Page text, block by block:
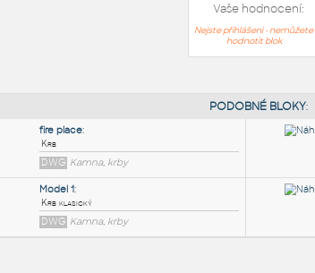
Vaše hodnocení:
Nejste přihlášeni - nemůžete
hodnotit blok